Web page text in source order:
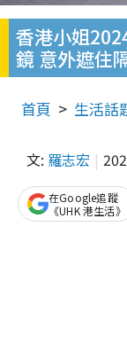
香港小姐
鏡 意外遮住
首頁 生活話
文: 羅志宏
在Google追蹤
《UHK 港生活》